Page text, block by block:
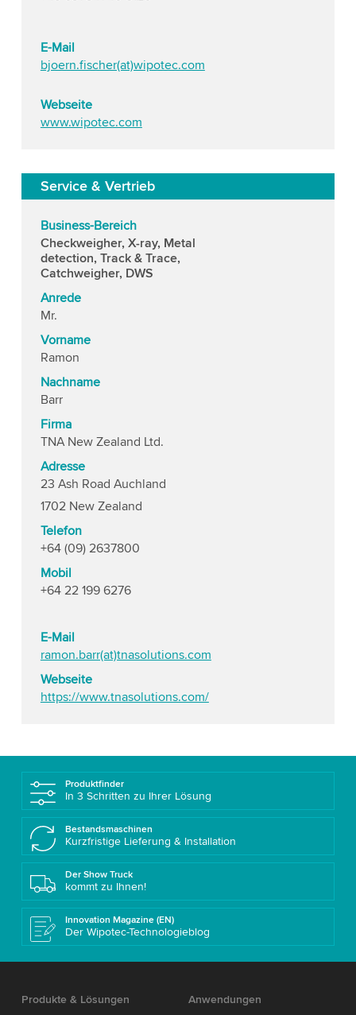
E-Mail
bjoern.fischer(at)wipotec.com
Webseite
www.wipotec.com
Service & Vertrieb
Business-Bereich
Checkweigher, X-ray, Metal
detection, Track & Trace,
Catchweigher, DWS
Anrede
Mr.
Vorname
Ramon
Nachname
Barr
Firma
TNA New Zealand Ltd.
Adresse
23 Ash Road Auchland
1702 New Zealand
Telefon
+64 (09) 2637800
Mobil
+64 22 199 6276
E-Mail
ramon.barr(at)tnasolutions.com
Webseite
https://www.tnasolutions.com/
Produktfinder
In 3 Schritten zu Ihrer Lösung
Bestandsmaschinen
Kurzfristige Lieferung & Installation
Der Show Truck
kommt zu Ihnen!
Innovation Magazine (EN)
Der Wipotec-Technologieblog
Produkte & Lösungen
Anwendungen